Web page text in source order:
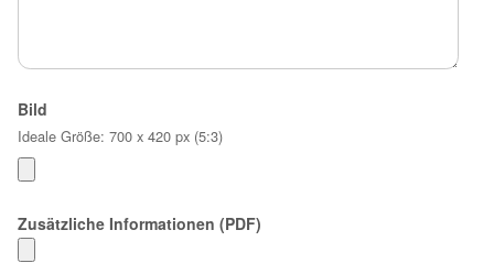
Bild
Ideale Größe: 700 x 420 px (5:3)
Zusätzliche Informationen (PDF)